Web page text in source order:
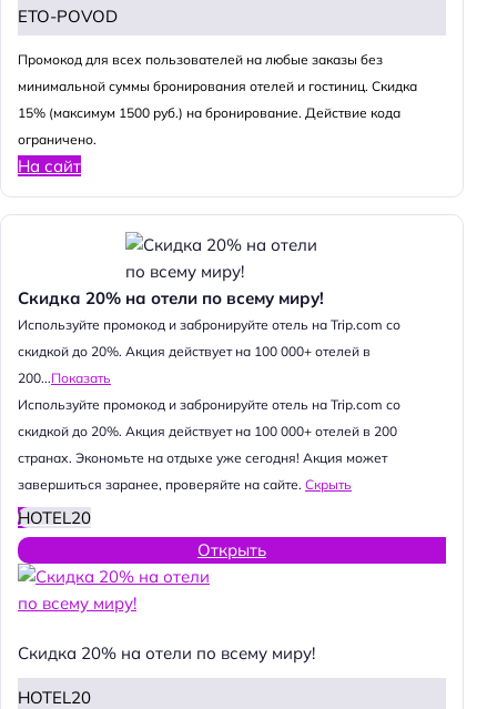
ETO-POVOD
Промокод для всех пользователей на любые заказы без
минимальной суммы бронирования отелей и гостиниц. Скидка
15% (максимум 1500 руб.) на бронирование. Действие кода
ограничено.
На сайт
Скидка 20% на отели по всему миру!
Используйте промокод и забронируйте отель на Trip.com со
скидкой до 20%. Акция действует на 100 000+ отелей в
200...Показать
Используйте промокод и забронируйте отель на Trip.com со
скидкой до 20%. Акция действует на 100 000+ отелей в 200
странах. Экономьте на отдыхе уже сегодня! Акция может
завершиться заранее, проверяйте на сайте. Скрыть
HOTEL20
Открыть
Скидка 20% на отели по всему миру!
HOTEL20